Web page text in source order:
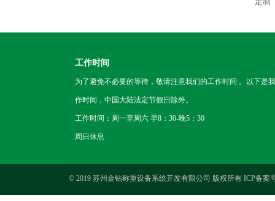
工作时间
为了避免不必要的等待，敬请注意我们的工作时间 。以下是
作时间，中国大陆法定节假日除外。
工作时间：周一至周六 早8：30-晚5：30
周日休息
© 2019 苏州金钻称重设备系统开发有限公司 版权所有 ICP备案